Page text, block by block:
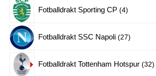
Fotballdrakt Sporting CP 44
Fotballdrakt SSC Napoli 2727
Fotballdrakt Tottenham Hotspur 3232